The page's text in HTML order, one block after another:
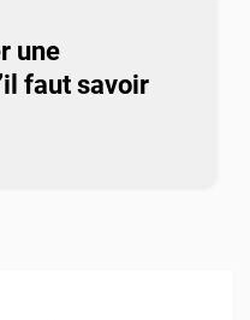
une
faut savoir